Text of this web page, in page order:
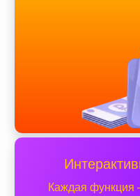
Каждая функция